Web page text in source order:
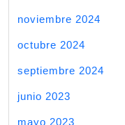
noviembre 2024
octubre 2024
septiembre 2024
junio 2023
mayo 2023